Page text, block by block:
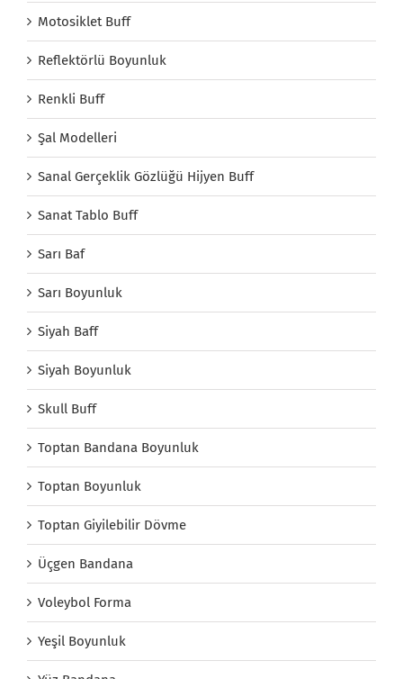
Motosiklet Buff
Reflektörlü Boyunluk
Renkli Buff
Şal Modelleri
Sanal Gerçeklik Gözlüğü Hijyen Buff
Sanat Tablo Buff
Sarı Baf
Sarı Boyunluk
Siyah Baff
Siyah Boyunluk
Skull Buff
Toptan Bandana Boyunluk
Toptan Boyunluk
Toptan Giyilebilir Dövme
Üçgen Bandana
Voleybol Forma
Yeşil Boyunluk